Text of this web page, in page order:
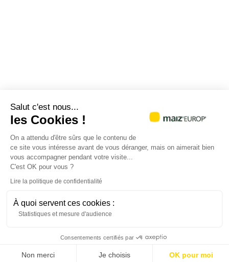
Salut c'est nous...
les Cookies !
On a attendu d'être sûrs que le contenu de
ce site vous intéresse avant de vous déranger, mais on aimerait bien
vous accompagner pendant votre visite...
C'est OK pour vous ?
Lire la politique de confidentialité
À quoi servent ces cookies :
Statistiques et mesure d'audience
Consentements certifiés par
Non merci Je choisis OK pour moi